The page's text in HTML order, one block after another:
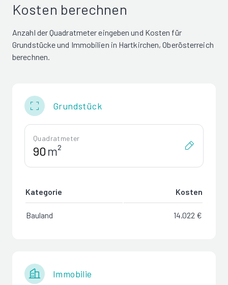
Kosten berechnen
Anzahl der Quadratmeter eingeben und Kosten für
Grundstücke und Immobilien in Hartkirchen, Oberösterreich
berechnen.
Grundstück
Quadratmeter
m²
Kategorie Kosten
Bauland 14.022 €
Immobilie